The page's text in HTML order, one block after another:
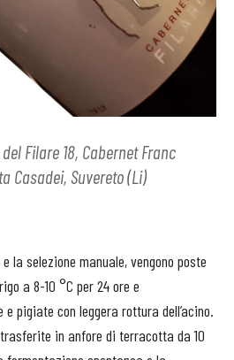
Filare 18, Cabernet Franc
Casadei, Suvereto (Li)
la selezione manuale, vengono poste
a 8-10 °C per 24 ore e
pigiate con leggera rottura dell’acino.
in anfore di terracotta da 10